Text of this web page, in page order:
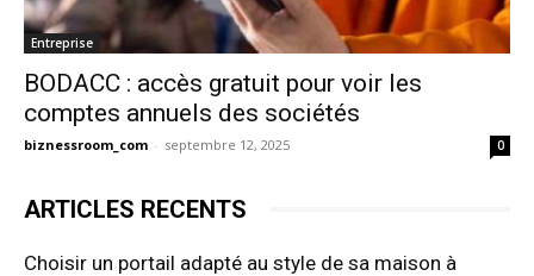
Entreprise
BODACC : accès gratuit pour voir les
comptes annuels des sociétés
biznessroom_com - septembre 12, 2025 0
ARTICLES RECENTS
Choisir un portail adapté au style de sa maison à